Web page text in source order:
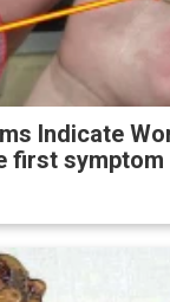
Indicate
first symptom